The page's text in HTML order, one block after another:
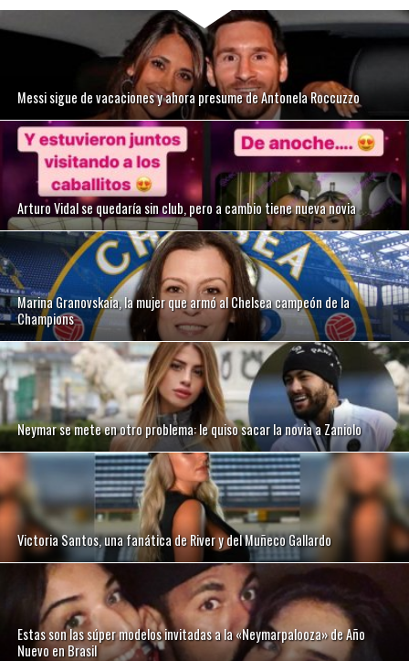
Messi sigue de vacaciones y ahora presume de Antonela Roccuzzo
Arturo Vidal se quedaría sin club, pero a cambio tiene nueva novia
Marina Granovskaia, la mujer que armó al Chelsea campeón de la
Champions
Neymar se mete en otro problema: le quiso sacar la novia a Zaniolo
Victoria Santos, una fanática de River y del Muñeco Gallardo
Estas son las súper modelos invitadas a la «Neymarpalooza» de Año
Nuevo en Brasil